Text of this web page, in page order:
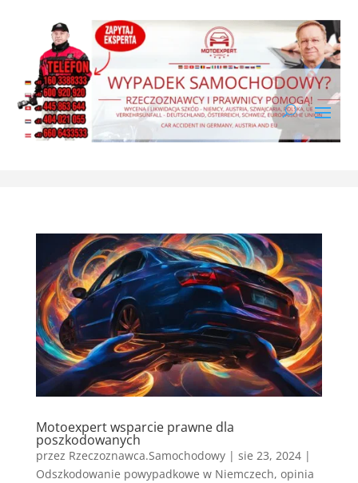
Motoexpert wsparcie prawne dla
poszkodowanych
przez Rzeczoznawca.Samochodowy| sie 23, 2024|
Odszkodowanie powypadkowe w Niemczech, opinia